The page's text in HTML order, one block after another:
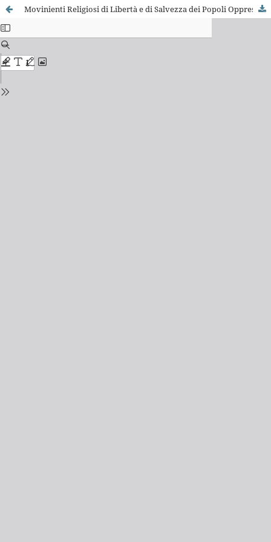
Movinienti Religiosi di Libertà e di Salvezza dei Popoli Oppressi